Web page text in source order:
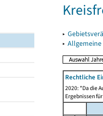
▸
▸
Rechtliche
2020: *Da die
Ergebnissen